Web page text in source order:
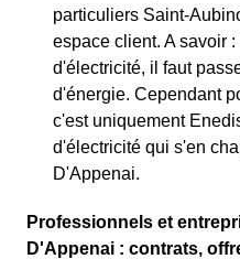
particuliers Saint-
espace client. A savoir
d'électricité, il faut
d'énergie. Cependant
c'est uniquement
d'électricité qui s'en
D'Appenai.
Professionnels et
D'Appenai : contrats,